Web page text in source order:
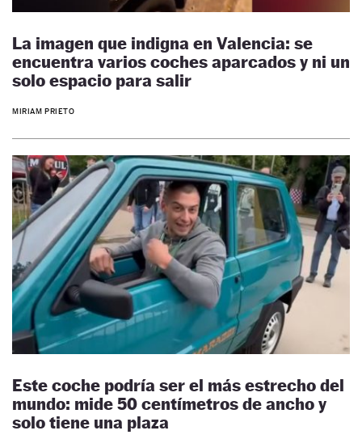
La imagen que indigna en Valencia: se
encuentra varios coches aparcados y ni un
solo espacio para salir
MIRIAM PRIETO
Este coche podría ser el más estrecho del
mundo: mide 50 centímetros de ancho y
solo tiene una plaza